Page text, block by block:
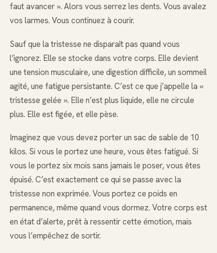
faut avancer ». Alors vous serrez les dents. Vous avalez
vos larmes. Vous continuez à courir.
Sauf que la tristesse ne disparaît pas quand vous
l’ignorez. Elle se stocke dans votre corps. Elle devient
une tension musculaire, une digestion difficile, un sommeil
agité, une fatigue persistante. C’est ce que j’appelle la «
tristesse gelée ». Elle n’est plus liquide, elle ne circule
plus. Elle est figée, et elle pèse.
Imaginez que vous devez porter un sac de sable de 10
kilos. Si vous le portez une heure, vous êtes fatigué. Si
vous le portez six mois sans jamais le poser, vous êtes
épuisé. C’est exactement ce qui se passe avec la
tristesse non exprimée. Vous portez ce poids en
permanence, même quand vous dormez. Votre corps est
en état d’alerte, prêt à ressentir cette émotion, mais
vous l’empêchez de sortir.